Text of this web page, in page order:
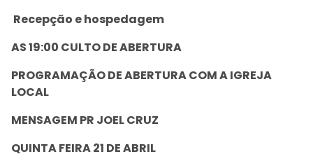
Recepção e hospedagem
AS 19:00 CULTO DE ABERTURA
PROGRAMAÇÃO DE ABERTURA COM A IGREJA
LOCAL
MENSAGEM PR JOEL CRUZ
QUINTA FEIRA 21 DE ABRIL